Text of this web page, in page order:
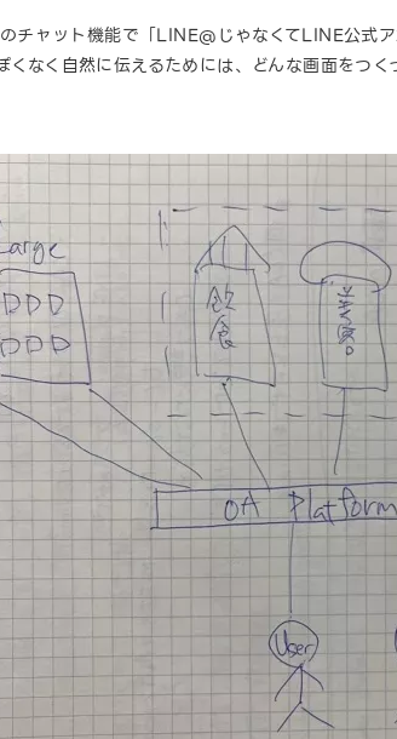
チャット機能で「LINE@じゃなくてLINE公式
なく自然に伝えるためには、どんな画面をつ